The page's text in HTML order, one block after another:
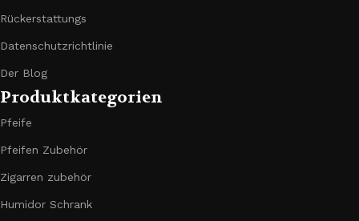
Rückerstattungs
Datenschutzrichtlinie
Der Blog
Produktkategorien
Pfeife
Pfeifen Zubehör
Zigarren zubehör
Humidor Schrank